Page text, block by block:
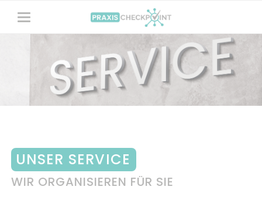
UNSER SERVICE
WIR ORGANISIEREN FÜR SIE